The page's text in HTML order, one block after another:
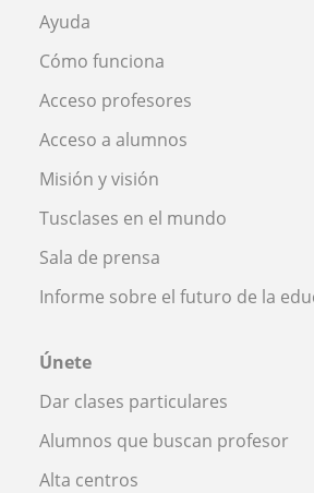
Ayuda
Cómo funciona
Acceso profesores
Acceso a alumnos
Misión y visión
Tusclases en el mundo
Sala de prensa
Informe sobre el futuro de la
Únete
Dar clases particulares
Alumnos que buscan profesor
Alta centros